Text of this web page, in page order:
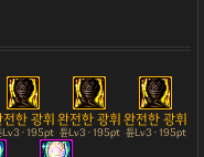
전한 광휘
Lv3 · 195pt
완전한 광휘
튠Lv3 · 195pt
완전한 광휘
튠Lv3 · 195pt